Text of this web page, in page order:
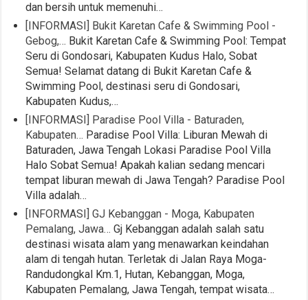
dan bersih untuk memenuhi…
[INFORMASI] Bukit Karetan Cafe & Swimming Pool -
Gebog,… Bukit Karetan Cafe & Swimming Pool: Tempat
Seru di Gondosari, Kabupaten Kudus Halo, Sobat
Semua! Selamat datang di Bukit Karetan Cafe &
Swimming Pool, destinasi seru di Gondosari,
Kabupaten Kudus,…
[INFORMASI] Paradise Pool Villa - Baturaden,
Kabupaten… Paradise Pool Villa: Liburan Mewah di
Baturaden, Jawa Tengah Lokasi Paradise Pool Villa
Halo Sobat Semua! Apakah kalian sedang mencari
tempat liburan mewah di Jawa Tengah? Paradise Pool
Villa adalah…
[INFORMASI] GJ Kebanggan - Moga, Kabupaten
Pemalang, Jawa… Gj Kebanggan adalah salah satu
destinasi wisata alam yang menawarkan keindahan
alam di tengah hutan. Terletak di Jalan Raya Moga-
Randudongkal Km.1, Hutan, Kebanggan, Moga,
Kabupaten Pemalang, Jawa Tengah, tempat wisata…